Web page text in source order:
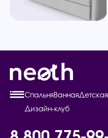
СпальняВаннаяДетская
Дизайн-клуб